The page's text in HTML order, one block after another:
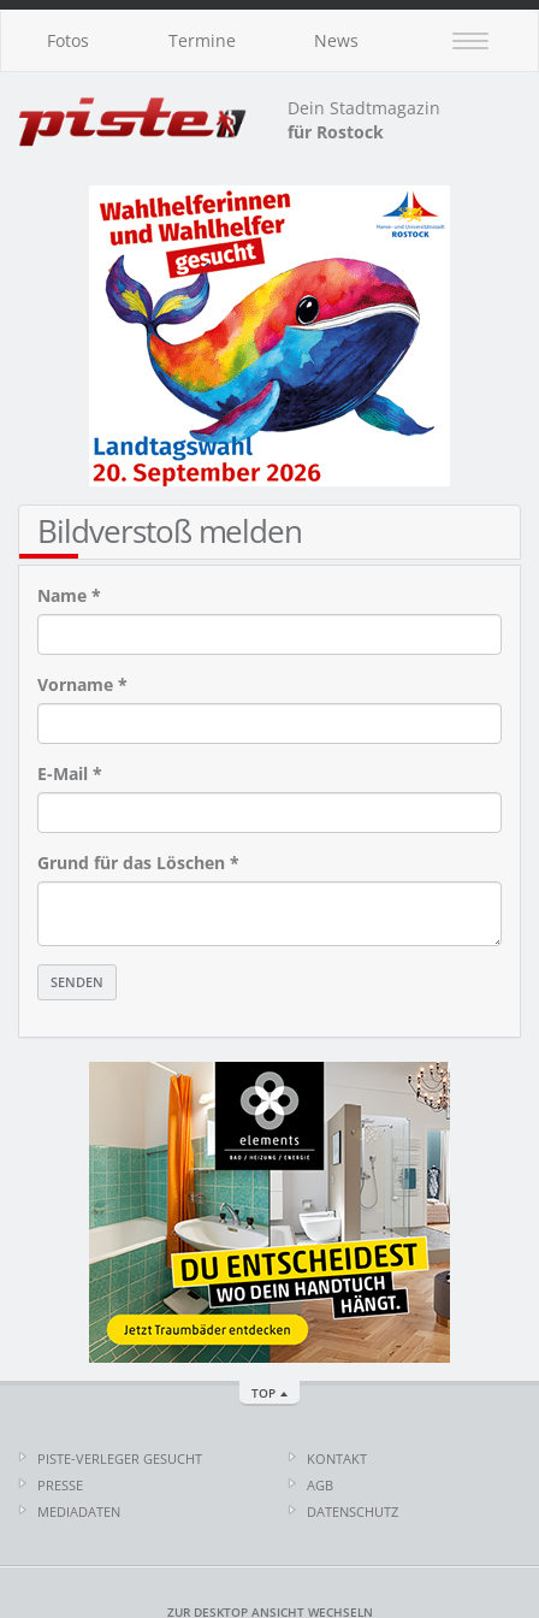
Fotos Termine News
Dein Stadtmagazin
für Rostock
Bildverstoß melden
Name *
Vorname *
E-Mail *
Grund für das Löschen *
TOP
PISTE-VERLEGER GESUCHT
PRESSE
MEDIADATEN
KONTAKT
AGB
DATENSCHUTZ
ZUR DESKTOP ANSICHT WECHSELN